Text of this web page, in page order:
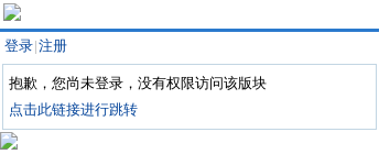
登录 注册
抱歉，您尚未登录，没有权限访问该版块
点击此链接进行跳转